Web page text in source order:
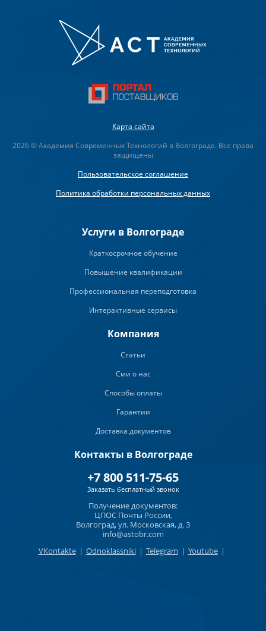
Карта сайта
2026 © Академия Современных Технологий в Волгограде. Все права
защищены
Пользовательское соглашение
Политика обработки персональных данных
Услуги в Волгограде
Краткосрочное обучение
Повышение квалификации
Профессиональная переподготовка
Интерактивные сервисы
Компания
Статьи
Сми о нас
Способы оплаты
Гарантии
Доставка документов
Контакты в Волгограде
+7 800 511-75-65
Заказать бесплатный звонок
Получение документов:
ЦПОС Почты России,
Волгоград, ул. Московская, д. 3
info@astobr.com
VKontakte | Odnoklassniki | Telegram | Youtube |